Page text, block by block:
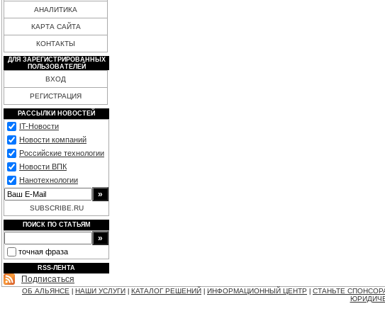
АНАЛИТИКА
КАРТА САЙТА
КОНТАКТЫ
ДЛЯ ЗАРЕГИСТРИРОВАННЫХ
ПОЛЬЗОВАТЕЛЕЙ
ВХОД
РЕГИСТРАЦИЯ
РАССЫЛКИ НОВОСТЕЙ
IT-Новости
Новости компаний
Российские технологии
Новости ВПК
Нанотехнологии
SUBSCRIBE.RU
ПОИСК ПО СТАТЬЯМ
точная фраза
RSS-ЛЕНТА
Подписаться
ОБ АЛЬЯНСЕ НАШИ УСЛУГИ КАТАЛОГ РЕШЕНИЙ ИНФОРМАЦИОННЫЙ ЦЕНТР СТАНЬТЕ